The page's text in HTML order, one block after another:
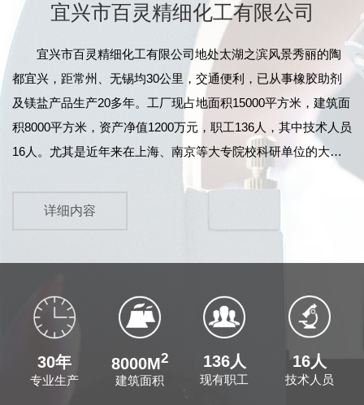
宜兴市百灵精细化工有限公司
宜兴市百灵精细化工有限公司地处太湖之滨风景秀丽的陶
都宜兴，距常州、无锡均30公里，交通便利，已从事橡胶助剂
及镁盐产品生产20多年。工厂现占地面积15000平方米，建筑面
积8000平方米，资产净值1200万元，职工136人，其中技术人员
16人。尤其是近年来在上海、南京等大专院校科研单位的大力
协作和江苏鹏鹞药业有限公司的指导下，产品技术力量及质量
详细内容
30年
专业生产
8000M2
建筑面积
136人
现有职工
16人
技术人员